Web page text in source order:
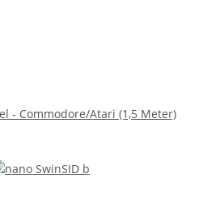
- Commodore/Atari (1,5 Meter)